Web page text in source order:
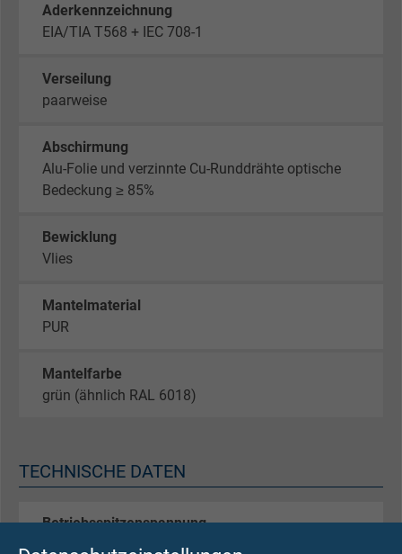
Aderkennzeichnung
EIA/TIA T568 + IEC 708-1
Verseilung
paarweise
Abschirmung
Alu-Folie und verzinnte Cu-Runddrähte optische
Bedeckung ≥ 85%
Bewicklung
Vlies
Mantelmaterial
PUR
Mantelfarbe
grün (ähnlich RAL 6018)
TECHNISCHE DATEN
Betriebsspitzenspannung
max. 90 V